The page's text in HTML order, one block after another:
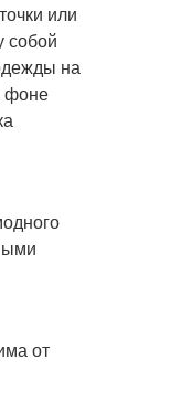
или
собой
на
фоне
от